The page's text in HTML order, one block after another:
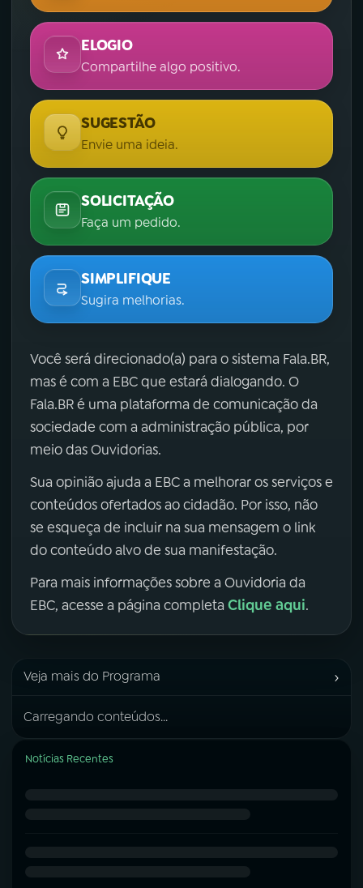
ELOGIO
Compartilhe algo positivo.
SUGESTÃO
Envie uma ideia.
SOLICITAÇÃO
Faça um pedido.
SIMPLIFIQUE
Sugira melhorias.
Você será direcionado(a) para o sistema Fala.BR,
mas é com a EBC que estará dialogando. O
Fala.BR é uma plataforma de comunicação da
sociedade com a administração pública, por
meio das Ouvidorias.
Sua opinião ajuda a EBC a melhorar os serviços e
conteúdos ofertados ao cidadão. Por isso, não
se esqueça de incluir na sua mensagem o link
do conteúdo alvo de sua manifestação.
Para mais informações sobre a Ouvidoria da
EBC, acesse a página completa Clique aqui.
Veja mais do Programa ›
Carregando conteúdos...
Notícias Recentes